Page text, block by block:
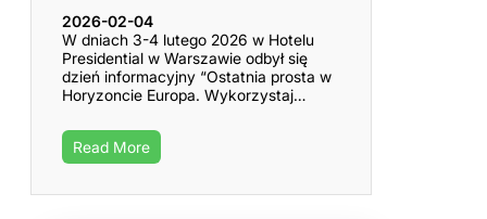
2026-02-04
W dniach 3-4 lutego 2026 w Hotelu
Presidential w Warszawie odbył się
dzień informacyjny “Ostatnia prosta w
Horyzoncie Europa. Wykorzystaj…
Read More